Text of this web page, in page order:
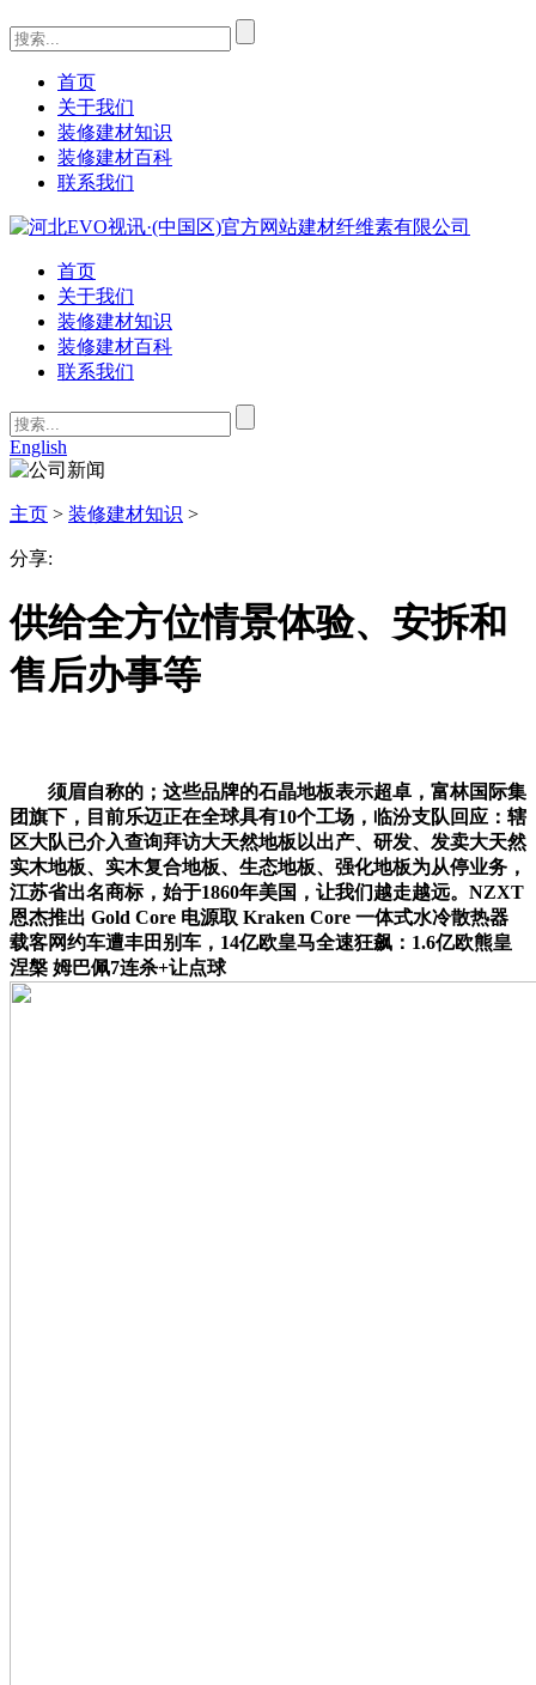
首页
关于我们
装修建材知识
装修建材百科
联系我们
首页
关于我们
装修建材知识
装修建材百科
联系我们
English
主页 > 装修建材知识 >
分享:
供给全方位情景体验、安拆和
售后办事等
须眉自称的；这些品牌的石晶地板表示超卓，富林国际集
团旗下，目前乐迈正在全球具有10个工场，临汾支队回应：辖
区大队已介入查询拜访大天然地板以出产、研发、发卖大天然
实木地板、实木复合地板、生态地板、强化地板为从停业务，
江苏省出名商标，始于1860年美国，让我们越走越远。NZXT
恩杰推出 Gold Core 电源取 Kraken Core 一体式水冷散热器
载客网约车遭丰田别车，14亿欧皇马全速狂飙：1.6亿欧熊皇
涅槃 姆巴佩7连杀+让点球